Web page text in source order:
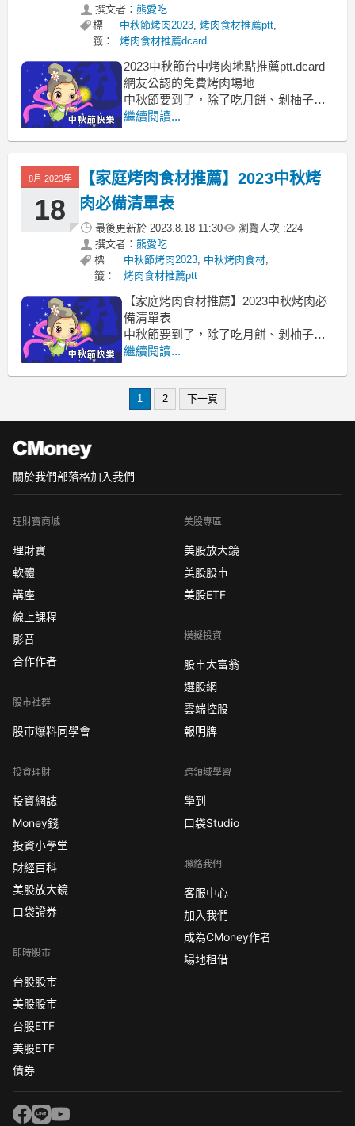
撰文者： 熊愛吃
標
籤：
中秋節烤肉2023,烤肉食材推薦ptt,
烤肉食材推薦dcard
2023中秋節台中烤肉地點推薦ptt.dcard
網友公認的免費烤肉場地
中秋節要到了，除了吃月餅、剝柚子台
中烤肉地點推薦
台中開放烤肉 烤肉場地租借台中 台中山
上烤肉 台中烤肉玩水 大坑烤肉區
繼續閱讀...
8月 2023年
18
【家庭烤肉食材推薦】2023中秋烤
肉必備清單表
最後更新於 2023.8.18 11:30 瀏覽人次 :224
撰文者： 熊愛吃
標
籤：
中秋節烤肉2023, 中秋烤肉食材,
烤肉食材推薦ptt
【家庭烤肉食材推薦】2023中秋烤肉必
備清單表
中秋節要到了，除了吃月餅、剝柚子烤
肉必備清單
dcard 家庭烤肉食材 烤肉創意菜單 烤肉
繼續閱讀...
1 2 下一頁
關於我們部落格加入我們
理財寶商城
理財寶
軟體
講座
線上課程
影音
合作作者
股市社群
股市爆料同學會
投資理財
投資網誌
Money錢
投資小學堂
財經百科
美股放大鏡
口袋證券
即時股市
台股股市
美股股市
台股ETF
美股ETF
債券
美股專區
美股放大鏡
美股股市
美股ETF
模擬投資
股市大富翁
選股網
雲端控股
報明牌
跨領域學習
學到
口袋Studio
聯絡我們
客服中心
加入我們
成為CMoney作者
場地租借